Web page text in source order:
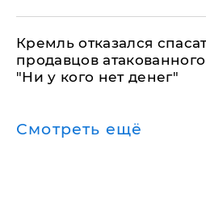
Кремль отказался
продавцов
"Ни у кого нет денег"
Смотреть ещё